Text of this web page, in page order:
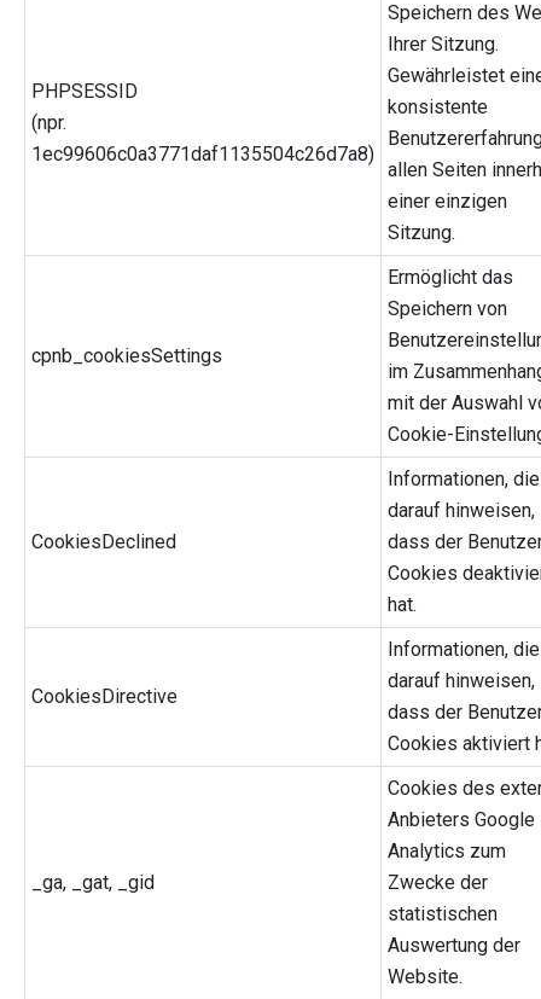
PHPSESSID
(npr.
1ec99606c0a3771daf1135504c26d7a8)
Speichern des
Ihrer Sitzung.
Gewährleistet
konsistente
allen Seiten
einer einzigen
Sitzung.
cpnb_cookiesSettings
Ermöglicht das
Speichern von
im
mit der Auswahl
Cookie-
CookiesDeclined
Informationen, die
darauf hinweisen,
dass der
Cookies
hat.
CookiesDirective
Informationen, die
darauf hinweisen,
dass der
Cookies aktiviert
_ga, _gat, _gid
Cookies des
Anbieters Google
Analytics zum
Zwecke der
statistischen
Auswertung der
Website.